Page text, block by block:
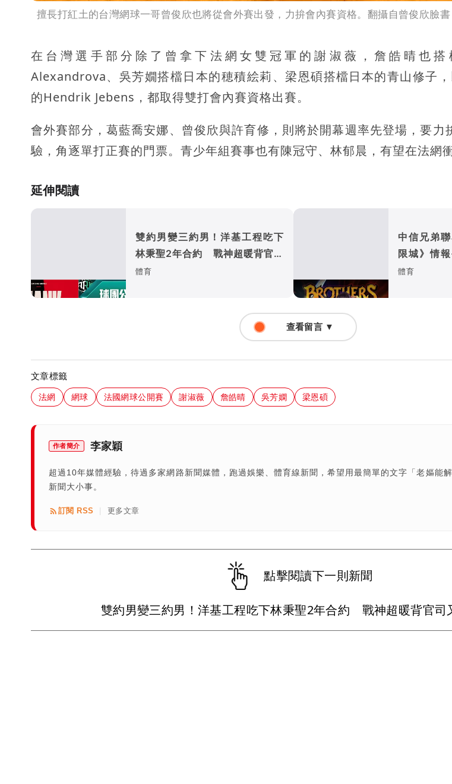
擅長打紅土的台灣網球一哥曾俊欣也將從會外賽出發，力拚會內賽資格。翻攝自曾俊欣臉書
在台灣選手部分除了曾拿下法網女雙冠軍的謝淑薇，詹皓晴也搭
Alexandrova、吳芳嫺搭檔日本的穂積絵莉、梁恩碩搭檔日本的青山修子
的Hendrik Jebens，都取得雙打會內賽資格出賽。
會外賽部分，葛藍喬安娜、曾俊欣與許育修，則將於開幕週率先登場，要力
驗，角逐單打正賽的門票。青少年組賽事也有陳冠守、林郁晨，有望在法網
延伸閱讀
雙約男變三約男！洋基工程吃下
林秉聖2年合約 戰神超暖背官司
又送球員
體育
中信兄弟
限城》情
週邊！
體育
查看留言 ▼
文章標籤
法網 網球 法國網球公開賽 謝淑薇 詹皓晴 吳芳嫻 梁恩碩
作者簡介 李家穎
超過10年媒體經驗，待過多家網路新聞媒體，跑過娛樂、體育線新聞，希望用最簡單的文字「老嫗能
新聞大小事。
訂閱 RSS 更多文章
點擊閱讀下一則新聞
雙約男變三約男！洋基工程吃下林秉聖2年合約 戰神超暖背官司